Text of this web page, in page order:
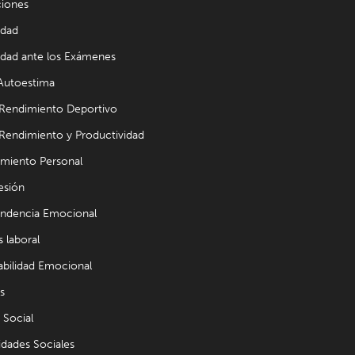
ante los Exámenes
Deportivo
y Productividad
Personal
Emocional
laboral
Emocional
Social
Sociales